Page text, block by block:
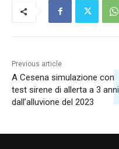
Previous article
A Cesena simulazione con
test sirene di allerta a 3 anni
dall’alluvione del 2023